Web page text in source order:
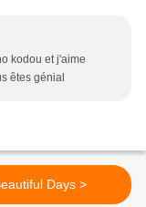
kodou et j'aime
êtes génial
Beautiful Days >